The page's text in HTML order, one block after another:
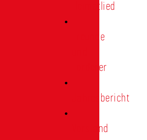
Heimatlied
Freunde
Förderer
Jahresbericht
Vorstand